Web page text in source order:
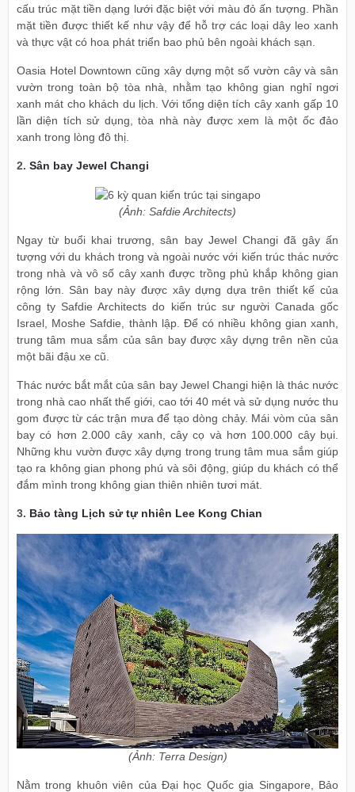
cấu trúc mặt tiền dạng lưới đặc biệt với màu đỏ ấn tượng. Phần
mặt tiền được thiết kế như vậy để hỗ trợ các loại dây leo xanh
và thực vật có hoa phát triển bao phủ bên ngoài khách sạn.
Oasia Hotel Downtown cũng xây dựng một số vườn cây và sân
vườn trong toàn bộ tòa nhà, nhằm tạo không gian nghỉ ngơi
xanh mát cho khách du lịch. Với tổng diện tích cây xanh gấp 10
lần diện tích sử dụng, tòa nhà này được xem là một ốc đảo
xanh trong lòng đô thị.
2. Sân bay Jewel Changi
(Ảnh: Safdie Architects)
Ngay từ buổi khai trương, sân bay Jewel Changi đã gây ấn
tượng với du khách trong và ngoài nước với kiến trúc thác nước
trong nhà và vô số cây xanh được trồng phủ khắp không gian
rộng lớn. Sân bay này được xây dựng dựa trên thiết kế của
công ty Safdie Architects do kiến trúc sư người Canada gốc
Israel, Moshe Safdie, thành lập. Để có nhiều không gian xanh,
trung tâm mua sắm của sân bay được xây dựng trên nền của
một bãi đậu xe cũ.
Thác nước bắt mắt của sân bay Jewel Changi hiện là thác nước
trong nhà cao nhất thế giới, cao tới 40 mét và sử dụng nước thu
gom được từ các trận mưa để tạo dòng chảy. Mái vòm của sân
bay có hơn 2.000 cây xanh, cây cọ và hơn 100.000 cây bụi.
Những khu vườn được xây dựng trong trung tâm mua sắm giúp
tạo ra không gian phong phú và sôi động, giúp du khách có thể
đắm mình trong không gian thiên nhiên tươi mát.
3. Bảo tàng Lịch sử tự nhiên Lee Kong Chian
(Ảnh: Terra Design)
Nằm trong khuôn viên của Đại học Quốc gia Singapore, Bảo